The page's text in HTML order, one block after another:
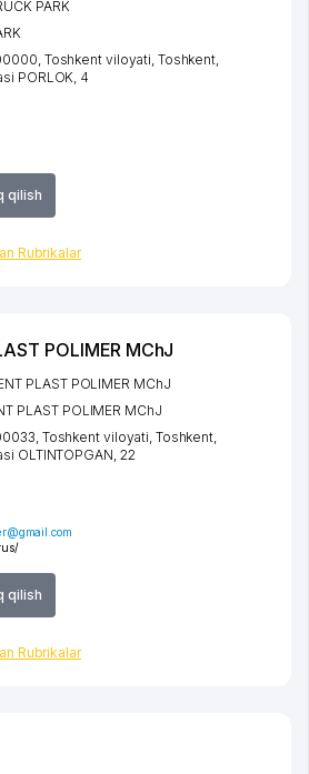
qilish
Rubrikalar
PARK
Toshkent viloyati Toshkent
PORLOK , 4
POLIMER MChJ
qilish
Rubrikalar
PLAST POLIMER MChJ
PLAST POLIMER MChJ
Toshkent viloyati Toshkent
OLTINTOPGAN , 22